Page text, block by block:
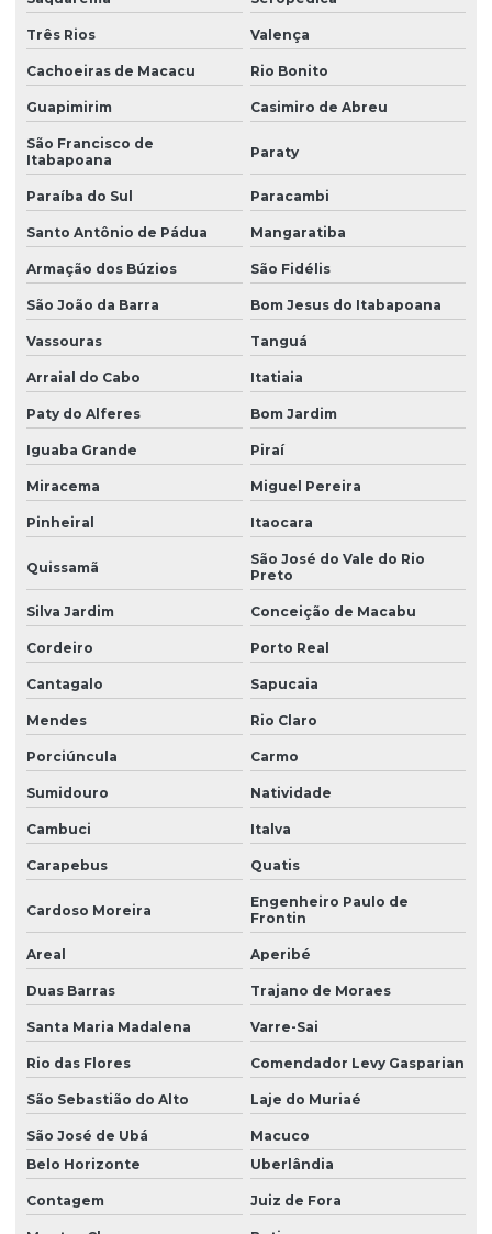
Três Rios Valença
Cachoeiras de Macacu Rio Bonito
Guapimirim Casimiro de Abreu
São Francisco de
Itabapoana
Paraty
Paraíba do Sul Paracambi
Santo Antônio de Pádua Mangaratiba
Armação dos Búzios São Fidélis
São João da Barra Bom Jesus do Itabapoana
Vassouras Tanguá
Arraial do Cabo Itatiaia
Paty do Alferes Bom Jardim
Iguaba Grande Piraí
Miracema Miguel Pereira
Pinheiral Itaocara
Quissamã
São José do Vale do Rio
Preto
Silva Jardim Conceição de Macabu
Cordeiro Porto Real
Cantagalo Sapucaia
Mendes Rio Claro
Porciúncula Carmo
Sumidouro Natividade
Cambuci Italva
Carapebus Quatis
Cardoso Moreira
Engenheiro Paulo de
Frontin
Areal Aperibé
Duas Barras Trajano de Moraes
Santa Maria Madalena Varre-Sai
Rio das Flores Comendador Levy Gasparian
São Sebastião do Alto Laje do Muriaé
São José de Ubá
Macuco
Belo Horizonte
Uberlândia
Contagem Juiz de Fora